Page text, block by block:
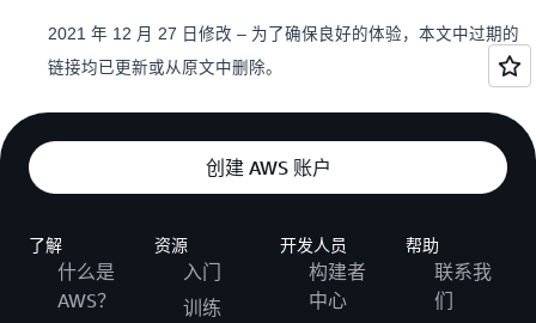
2021 年 12 月 27 日修改 – 为了确保良好的体验，本文中过期的
链接均已更新或从原文中删除。
创建 AWS 账户
了解
什么是
AWS？
资源
入门
训练
开发人员
构建者
中心
帮助
联系我
们